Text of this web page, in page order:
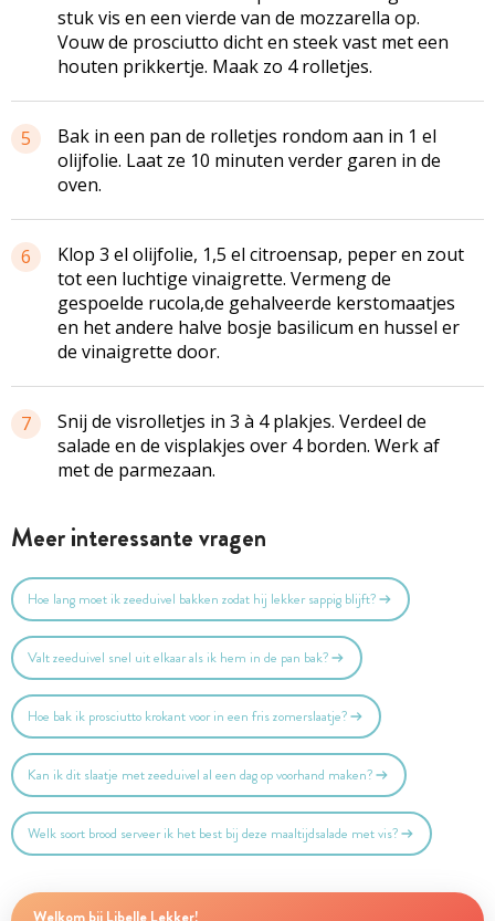
stuk vis en een vierde van de mozzarella op.
Vouw de prosciutto dicht en steek vast met een
houten prikkertje. Maak zo 4 rolletjes.
5
Bak in een pan de rolletjes rondom aan in 1 el
olijfolie. Laat ze 10 minuten verder garen in de
oven.
6
Klop 3 el olijfolie, 1,5 el citroensap, peper en zout
tot een luchtige vinaigrette. Vermeng de
gespoelde rucola,de gehalveerde kerstomaatjes
en het andere halve bosje basilicum en hussel er
de vinaigrette door.
7
Snij de visrolletjes in 3 à 4 plakjes. Verdeel de
salade en de visplakjes over 4 borden. Werk af
met de parmezaan.
Meer interessante vragen
Hoe lang moet ik zeeduivel bakken zodat hij lekker sappig blijft?
Valt zeeduivel snel uit elkaar als ik hem in de pan bak?
Hoe bak ik prosciutto krokant voor in een fris zomerslaatje?
Kan ik dit slaatje met zeeduivel al een dag op voorhand maken?
Welk soort brood serveer ik het best bij deze maaltijdsalade met vis?
Welkom bij Libelle Lekker!